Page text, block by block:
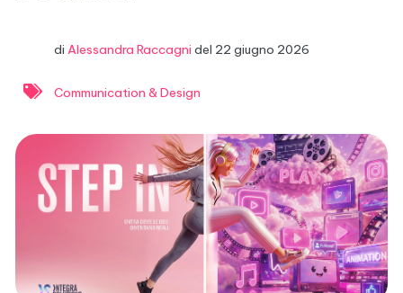
di Alessandra Raccagni del 22 giugno 2026
Communication & Design